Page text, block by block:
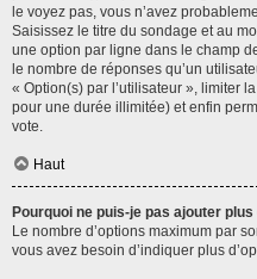
le voyez pas, vous n’avez
Saisissez le titre du sondage et au
une option par ligne dans le champ
le nombre de réponses qu’un
« Option(s) par l’utilisateur », limiter
pour une durée illimitée) et enfin
vote.
Haut
Pourquoi ne puis-je pas ajouter
Le nombre d’options maximum par
vous avez besoin d’indiquer plus